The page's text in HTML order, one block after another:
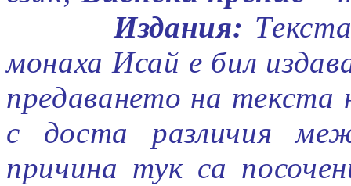
Издания:
монаха Исай е бил
предаването на текста
с доста различия
причина тук са